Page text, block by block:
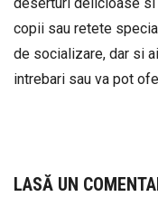
deserturi delicioase si
copii sau retete
de socializare, dar si
intrebari sau va pot
LASĂ UN